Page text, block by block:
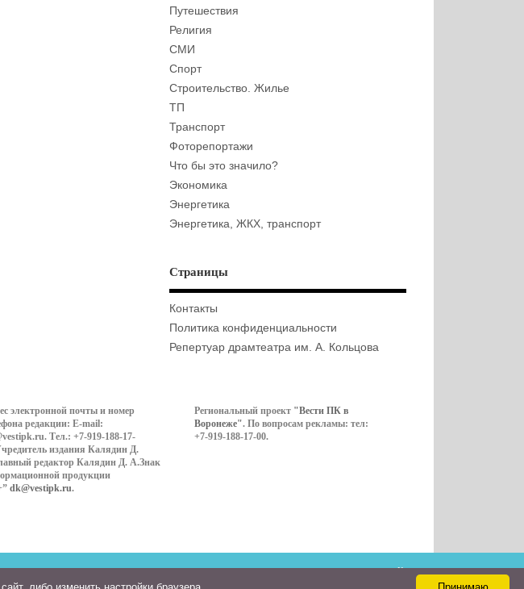
Путешествия
Религия
СМИ
Спорт
Строительство. Жилье
ТП
Транспорт
Фоторепортажи
Что бы это значило?
Экономика
Энергетика
Энергетика, ЖКХ, транспорт
Страницы
Контакты
Политика конфиденциальности
Репертуар драмтеатра им. А. Кольцова
электронной почты и номер
редакции: E-mail:
Тел.: +7-919-188-17-
издания Калядин Д.
редактор Калядин Д. А.Знак
продукции
dk@vestipk.ru.
Региональный проект "Вести ПК в
Воронеже". По вопросам рекламы: тел:
+7-919-188-17-00.
Контакты